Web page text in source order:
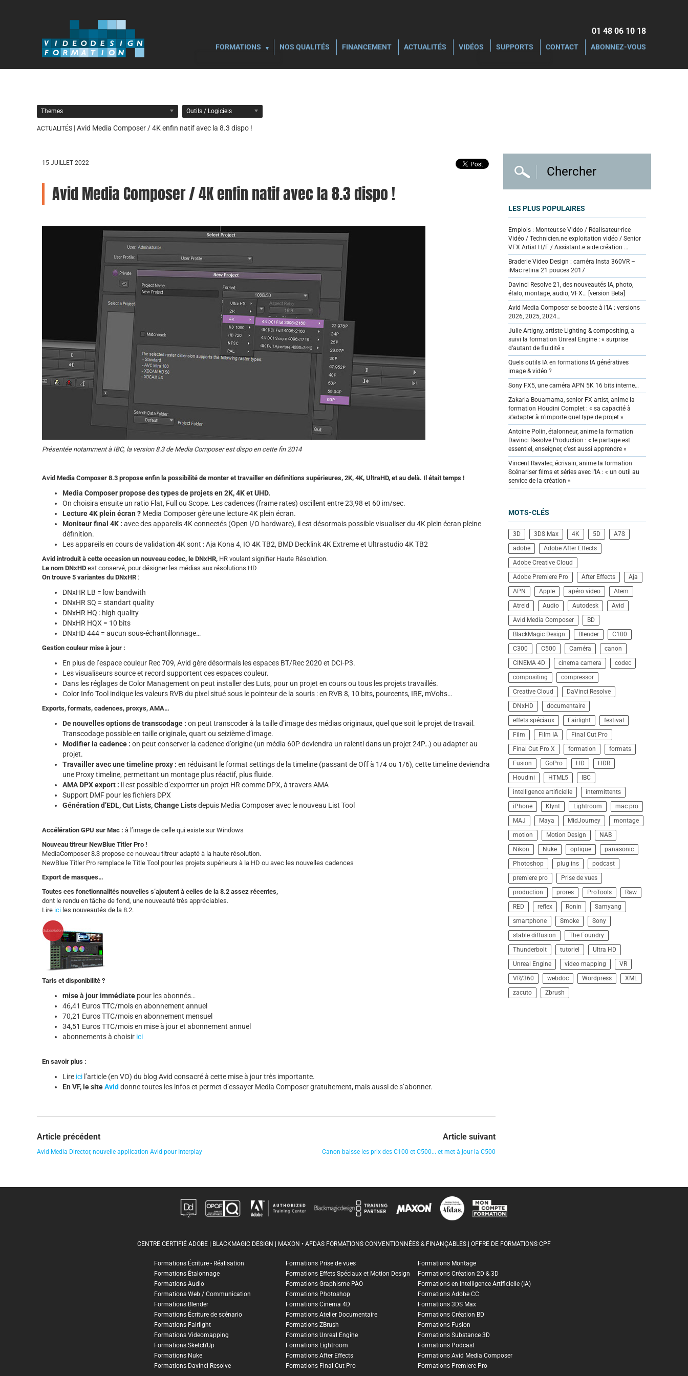
01 48 06 10 18‬
FORMATIONS NOS QUALITÉS FINANCEMENT ACTUALITÉS VIDÉOS SUPPORTS CONTACT ABONNEZ-VOUS
Themes Outils / Logiciels
ACTUALITÉS | Avid Media Composer / 4K enfin natif avec la 8.3 dispo !
15 JUILLET 2022
Avid Media Composer / 4K enfin natif avec la 8.3 dispo !
Présentée notamment à IBC, la version 8.3 de Media Composer est dispo en cette fin 2014
Avid Media Composer 8.3 propose enfin la possibilité de monter et travailler en définitions supérieures, 2K, 4K, UltraHD, et au delà. Il était temps !
Media Composer propose des types de projets en 2K, 4K et UHD.
On choisira ensuite un ratio Flat, Full ou Scope. Les cadences (frame rates) oscillent entre 23,98 et 60 im/sec.
Lecture 4K plein écran ? Media Composer gère une lecture 4K plein écran.
Moniteur final 4K : avec des appareils 4K connectés (Open I/O hardware), il est désormais possible visualiser du 4K plein écran pleine
définition.
Les appareils en cours de validation 4K sont : Aja Kona 4, IO 4K TB2, BMD Decklink 4K Extreme et Ultrastudio 4K TB2
Avid introduit à cette occasion un nouveau codec, le DNxHR, HR voulant signifier Haute Résolution.
Le nom DNxHD est conservé, pour désigner les médias aux résolutions HD
On trouve 5 variantes du DNxHR :
DNxHR LB = low bandwith
DNxHR SQ = standart quality
DNxHR HQ : high quality
DNxHR HQX = 10 bits
DNxHD 444 = aucun sous-échantillonnage…
Gestion couleur mise à jour :
En plus de l’espace couleur Rec 709, Avid gère désormais les espaces BT/Rec 2020 et DCI-P3.
Les visualiseurs source et record supportent ces espaces couleur.
Dans les réglages de Color Management on peut installer des Luts, pour un projet en cours ou tous les projets travaillés.
Color Info Tool indique les valeurs RVB du pixel situé sous le pointeur de la souris : en RVB 8, 10 bits, pourcents, IRE, mVolts…
Exports, formats, cadences, proxys, AMA…
De nouvelles options de transcodage : on peut transcoder à la taille d’image des médias originaux, quel que soit le projet de travail.
Transcodage possible en taille originale, quart ou seizième d’image.
Modifier la cadence : on peut conserver la cadence d’origine (un média 60P deviendra un ralenti dans un projet 24P…) ou adapter au
projet.
Travailler avec une timeline proxy : en réduisant le format settings de la timeline (passant de Off à 1/4 ou 1/6), cette timeline deviendra
une Proxy timeline, permettant un montage plus réactif, plus fluide.
AMA DPX export : il est possible d’exporrter un projet HR comme DPX, à travers AMA
Support DMF pour les fichiers DPX
Génération d’EDL, Cut Lists, Change Listsdepuis Media Composer avec le nouveau List Tool
Accélération GPU sur Mac : à l’image de celle qui existe sur Windows
Nouveau titreur NewBlue Titler Pro !
MediaComposer 8.3 propose ce nouveau titreur adapté à la haute résolution.
NewBlue Titler Pro remplace le Title Tool pour les projets supérieurs à la HD ou avec les nouvelles cadences
Export de masques…
Toutes ces fonctionnalités nouvelles s’ajoutent à celles de la 8.2 assez récentes,
dont le rendu en tâche de fond, une nouveauté très appréciables.
Lire ici les nouveautés de la 8.2.
Taris et disponibilité ?
mise à jour immédiate pour les abonnés…
46,41 Euros TTC/mois en abonnement annuel
70,21 Euros TTC/mois en abonnement mensuel
34,51 Euros TTC/mois en mise à jour et abonnement annuel
abonnements à choisir ici
En savoir plus :
Lire ici l’article (en VO) du blog Avid consacré à cette mise à jour très importante.
En VF, le siteAvid donne toutes les infos et permet d’essayer Media Composer gratuitement, mais aussi de s’abonner.
Article précédent
Avid Media Director, nouvelle application Avid pour Interplay
Article suivant
Canon baisse les prix des C100 et C500... et met à jour la C500
LES PLUS POPULAIRES
Emplois : Monteur.se Vidéo / Réalisateur·rice
Vidéo / Technicien.ne exploitation vidéo / Senior
VFX Artist H/F / Assistant.e aide création …
Braderie Video Design : caméra Insta 360VR –
iMac retina 21 pouces 2017
Davinci Resolve 21, des nouveautés IA, photo,
étalo, montage, audio, VFX… [version Beta]
Avid Media Composer se booste à l’IA : versions
2026, 2025, 2024…
Julie Artigny, artiste Lighting & compositing, a
suivi la formation Unreal Engine : « surprise
d’autant de fluidité »
Quels outils IA en formations IA génératives
image & vidéo ?
Sony FX5, une caméra APN 5K 16 bits interne…
Zakaria Bouamama, senior FX artist, anime la
formation Houdini Complet : « sa capacité à
s’adapter à n’importe quel type de projet »
Antoine Polin, étalonneur, anime la formation
Davinci Resolve Production : « le partage est
essentiel, enseigner, c’est aussi apprendre »
Vincent Ravalec, écrivain, anime la formation
Scénariser films et séries avec l’IA : « un outil au
service de la création »
MOTS-CLÉS
3D 3DS Max 4K 5D
A7S
adobe
Adobe After Effects
Adobe Creative Cloud
Adobe Premiere Pro
After Effects
Aja
APN
Apple apéro video
Atem
Atreid
Audio Autodesk
Avid
Avid Media Composer
BD
BlackMagic Design
Blender
C100
C300
C500 Caméra
canon
CINEMA 4D
cinema camera
codec
compositing
compressor
Creative Cloud
DaVinci Resolve
DNxHD
documentaire
effets spéciaux
Fairlight
festival
Film
Film IA
Final Cut Pro
Final Cut Pro X
formation
formats
Fusion
GoPro HD
HDR
Houdini
HTML5
IBC
intelligence artificielle
intermittents
iPhone
Klynt Lightroom
mac pro
MAJ
Maya MidJourney
montage
motion
Motion Design
NAB
Nikon
Nuke optique
panasonic
Photoshop
plug ins
podcast
premiere pro
Prise de vues
production
prores ProTools
Raw
RED
reflex Ronin
Samyang
smartphone
Smoke
Sony
stable diffusion
The Foundry
Thunderbolt
tutoriel
Ultra HD
Unreal Engine
video mapping
VR
VR/360
webdoc Wordpress
XML
zacuto
Zbrush
CENTRE CERTIFIÉ ADOBE | BLACKMAGIC DESIGN | MAXON • AFDAS FORMATIONS CONVENTIONNÉES & FINANÇABLES | OFFRE DE FORMATIONS CPF
Formations Écriture - Réalisation Formations Prise de vues
Formations Montage
Formations Étalonnage
Formations Effets Spéciaux et Motion Design
Formations Création 2D & 3D
Formations Audio
Formations Graphisme PAO
Formations en Intelligence Artificielle (IA)
Formations Web / Communication
Formations Photoshop
Formations Adobe CC
Formations Blender
Formations Cinema 4D
Formations 3DS Max
Formations Écriture de scénario
Formations Atelier Documentaire
Formations Création BD
Formations Fairlight
Formations ZBrush
Formations Fusion
Formations Videomapping
Formations Unreal Engine
Formations Substance 3D
Formations Sketch'Up
Formations Lightroom
Formations Podcast
Formations Nuke
Formations After Effects
Formations Avid Media Composer
Formations Davinci Resolve
Formations Final Cut Pro Formations Premiere Pro